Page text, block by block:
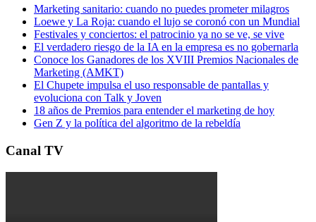
Marketing sanitario: cuando no puedes prometer milagros
Loewe y La Roja: cuando el lujo se coronó con un Mundial
Festivales y conciertos: el patrocinio ya no se ve, se vive
El verdadero riesgo de la IA en la empresa es no gobernarla
Conoce los Ganadores de los XVIII Premios Nacionales de
Marketing (AMKT)
El Chupete impulsa el uso responsable de pantallas y
evoluciona con Talk y Joven
18 años de Premios para entender el marketing de hoy
Gen Z y la política del algoritmo de la rebeldía
Canal TV